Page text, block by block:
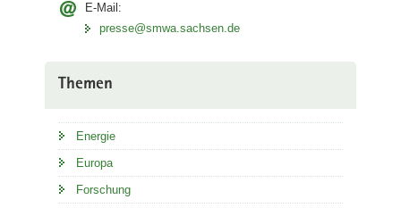
E-Mail:
presse@smwa.sachsen.de
Themen
Energie
Europa
Forschung